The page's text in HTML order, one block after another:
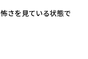
さを見ている状態で